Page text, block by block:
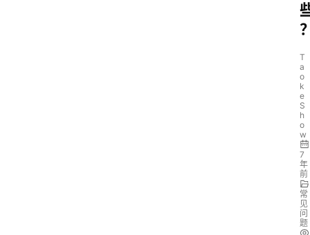
T
a
o
k
e
S
h
o
w
7
年
前
常
见
问
题